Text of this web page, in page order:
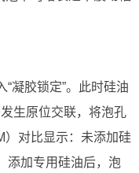
凝胶锁定”。此时硅油
生原位交联，将泡孔
）对比显示：未添加硅
添加专用硅油后，泡